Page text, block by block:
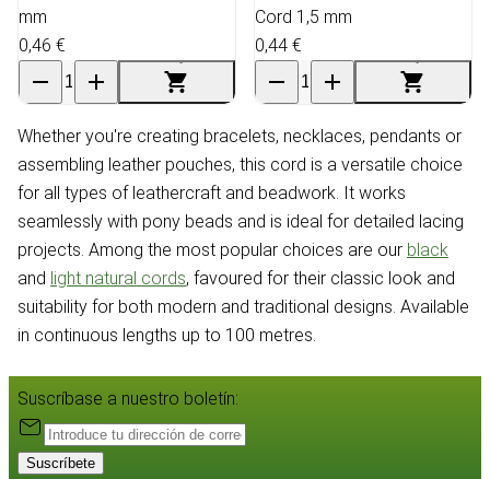
mm
0,46 €
Cord 1,5 mm
0,44 €
Whether you're creating bracelets, necklaces, pendants or
assembling leather pouches, this cord is a versatile choice
for all types of leathercraft and beadwork. It works
seamlessly with pony beads and is ideal for detailed lacing
projects. Among the most popular choices are our black
and light natural cords, favoured for their classic look and
suitability for both modern and traditional designs. Available
in continuous lengths up to 100 metres.
Suscríbase a nuestro boletín:
Suscríbete